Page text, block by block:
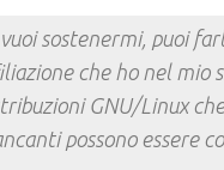
vuoi sostenermi, puoi
che ho nel mio
GNU/Linux
possono essere